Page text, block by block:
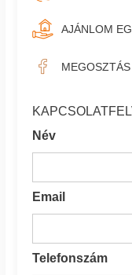
AJÁNLOM
MEGOSZTÁS
Név
Email
Telefonszám